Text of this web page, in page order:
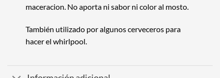
maceracion. No aporta ni sabor ni color al mosto.
También utilizado por algunos cerveceros para
hacer el whirlpool.